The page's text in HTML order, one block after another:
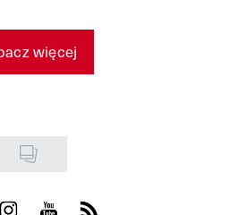
więcej
Facebook
Visit us on Instagram
Visit us on Youtube
Visit us on Rss